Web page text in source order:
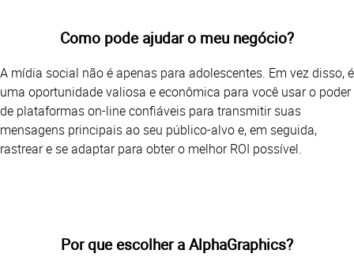
Como pode ajudar o meu negócio?
A mídia social não é apenas para adolescentes. Em vez disso, é
uma oportunidade valiosa e econômica para você usar o poder
de plataformas on-line confiáveis para transmitir suas
mensagens principais ao seu público-alvo e, em seguida,
rastrear e se adaptar para obter o melhor ROI possível.
Por que escolher a AlphaGraphics?